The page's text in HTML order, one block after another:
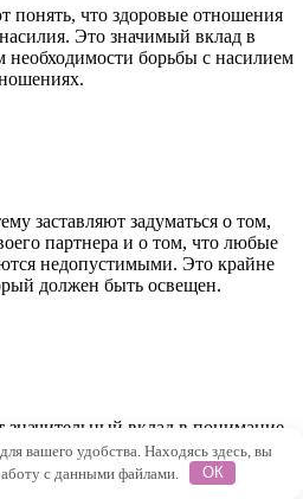
понять, что здоровые отношения
Это значимый вклад в
необходимости борьбы с насилием
заставляют задуматься о том,
партнера и о том, что любые
недопустимыми. Это крайне
должен быть освещен.
значительный вклад в понимание
здоровых отношений без насилия.
любовь всегда должна
понимании и заботе.
вашего удобства. Находясь здесь, вы
с данными файлами.
ОК